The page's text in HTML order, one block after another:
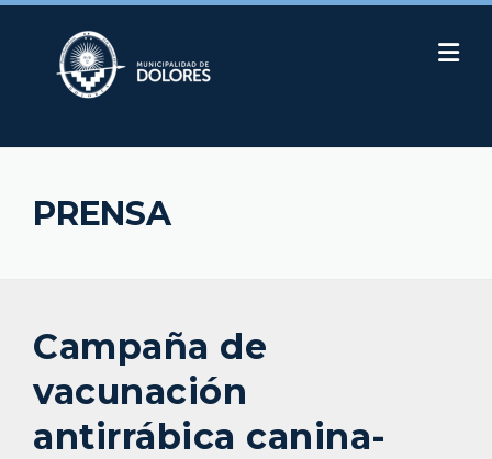
Skip
PRENSA
Campaña de
vacunación
antirrábica canina-